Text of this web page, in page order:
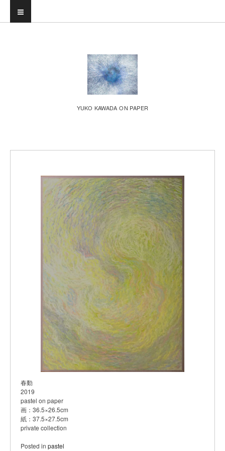
YUKO KAWADA ON PAPER
春動
2019
pastel on paper
画：36.5×26.5cm
紙：37.5×27.5cm
private collection
Posted in pastel